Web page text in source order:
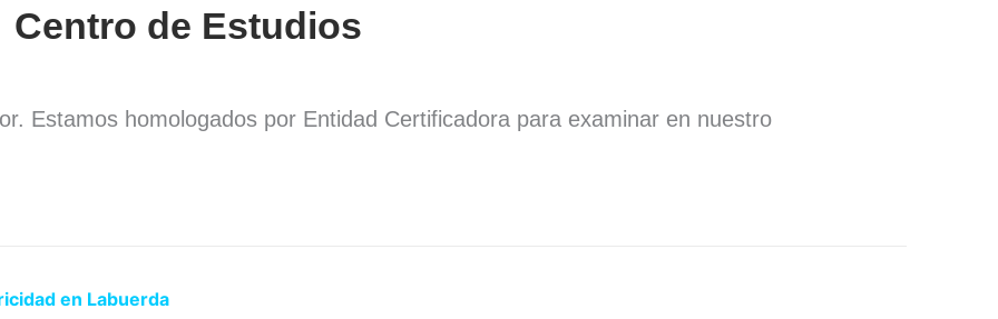
Centro de Estudios
Estamos homologados por Entidad Certificadora para examinar en nuestro
en Labuerda